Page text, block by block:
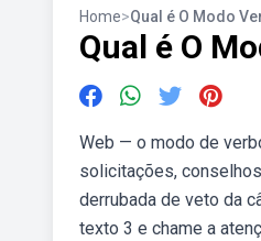
Home>Qual é O Modo
Qual é O
Web — o modo de
solicitações,
derrubada de veto da
texto 3 e chame a